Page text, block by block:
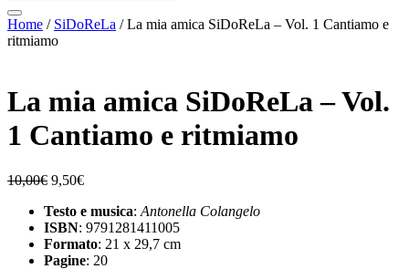
Home / SiDoReLa / La mia amica SiDoReLa – Vol. 1 Cantiamo e
ritmiamo
La mia amica SiDoReLa – Vol.
1 Cantiamo e ritmiamo
10,00€ 9,50€
Testo e musica: Antonella Colangelo
ISBN: 9791281411005
Formato: 21 x 29,7 cm
Pagine: 20